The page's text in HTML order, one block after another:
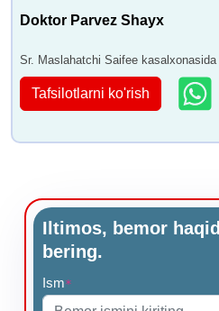
Doktor Parvez Shayx
Sr. Maslahatchi Saifee
Tafsilotlarni ko'rish
Iltimos, bemor
bering.
Ism*